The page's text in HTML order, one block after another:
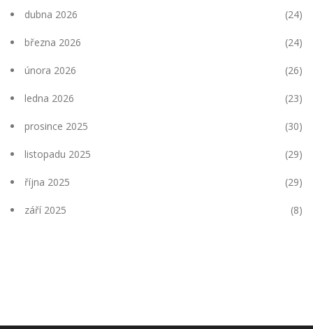
dubna 2026 (24)
března 2026 (24)
února 2026 (26)
ledna 2026 (23)
prosince 2025 (30)
listopadu 2025 (29)
října 2025 (29)
září 2025 (8)